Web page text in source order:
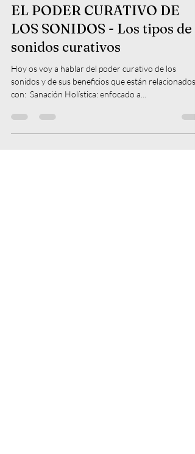
Eva Mas
11 nov 2023
2 min de lectura
Arte y salud - Sistema TACM
EL PODER CURATIVO DE
LOS SONIDOS - Los tipos de
sonidos curativos
Hoy os voy a hablar del poder curativo de los